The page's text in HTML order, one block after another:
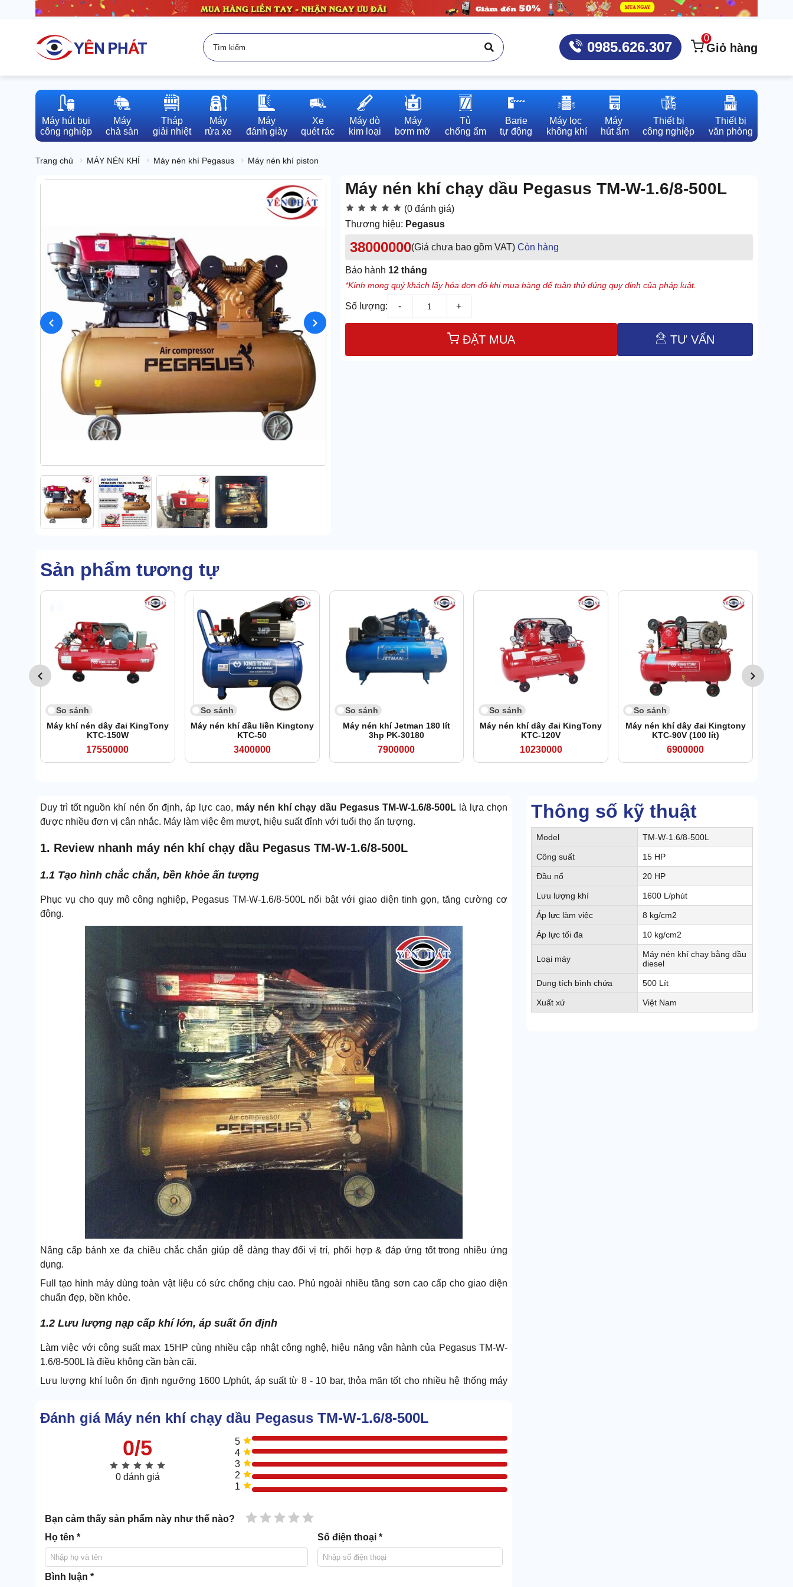
0985.626.307
0
Giỏ hàng
Máy hút bụi
công nghiệp
Máy
chà sàn
Tháp
giải nhiệt
Máy
rửa xe
Máy
đánh giày
Xe
quét rác
Máy dò
kim loại
Máy
bơm mỡ
Tủ
chống ẩm
Barie
tự động
Máy lọc
không khí
Máy
hút ẩm
Thiết bị
công nghiệp
Thiết bị
văn phòng
Trang chủ MÁY NÉN KHÍ Máy nén khí Pegasus Máy nén khí piston
Máy nén khí chạy dầu Pegasus TM-W-1.6/8-500L
(0 đánh giá)
Thương hiệu: Pegasus
38000000(Giá chưa bao gồm VAT) Còn hàng
Bảo hành 12 tháng
*Kính mong quý khách lấy hóa đơn đỏ khi mua hàng để tuân thủ đúng quy định của pháp luật.
Số lượng: - +
ĐẶT MUA TƯ VẤN
Sản phẩm tương tự
So sánh
Máy khí nén dây đai KingTony
KTC-150W
17550000
So sánh
Máy nén khí đầu liền Kingtony
KTC-50
3400000
So sánh
Máy nén khí Jetman 180 lít
3hp PK-30180
7900000
So sánh
Máy nén khí dây đai KingTony
KTC-120V
10230000
So sánh
Máy nén khí dây đai Kingtony
KTC-90V (100 lít)
6900000
Thông số kỹ thuật
Model TM-W-1.6/8-500L
Công suất 15 HP
Đầu nổ 20 HP
Lưu lượng khí 1600 L/phút
Áp lực làm việc 8 kg/cm2
Áp lực tối đa 10 kg/cm2
Loại máy
Máy nén khí chạy bằng dầu
diesel
Dung tích bình chứa 500 Lít
Xuất xứ Việt Nam
Duy trì tốt nguồn khí nén ổn định, áp lực cao, máy nén khí chạy dầu Pegasus TM-W-1.6/8-500L là lựa chọn
được nhiều đơn vị cân nhắc. Máy làm việc êm mượt, hiệu suất đỉnh với tuổi thọ ấn tượng.
1. Review nhanh máy nén khí chạy dầu Pegasus TM-W-1.6/8-500L
1.1 Tạo hình chắc chắn, bền khỏe ấn tượng
Phục vụ cho quy mô công nghiệp, Pegasus TM-W-1.6/8-500L nổi bật với giao diện tinh gọn, tăng cường cơ
động.
Nâng cấp bánh xe đa chiều chắc chắn giúp dễ dàng thay đổi vị trí, phối hợp & đáp ứng tốt trong nhiều ứng
dụng.
Full tạo hình máy dùng toàn vật liệu có sức chống chịu cao. Phủ ngoài nhiều tầng sơn cao cấp cho giao diện
chuẩn đẹp, bền khỏe.
1.2 Lưu lượng nạp cấp khí lớn, áp suất ổn định
Làm việc với công suất max 15HP cùng nhiều cập nhật công nghệ, hiệu năng vận hành của Pegasus TM-W-
1.6/8-500L là điều không cần bàn cãi.
Lưu lượng khí luôn ổn định ngưỡng 1600 L/phút, áp suất từ 8 - 10 bar, thỏa mãn tốt cho nhiều hệ thống máy
Cụm đồng hồ + van chỉnh được trang bị, kiểm soát tốt nguồn khí đầu ra. Góp phần bình ổn hiệu suất, tối ưu hiệu
quả nạp cấp.
Đánh giá Máy nén khí chạy dầu Pegasus TM-W-1.6/8-500L
0/5
0 đánh giá
5
4
3
2
1
Bạn cảm thấy sản phẩm này như thế nào? 5 sao
4 sao
3 sao
2 sao
1 sao
Họ tên * Số điện thoại *
Bình luận *